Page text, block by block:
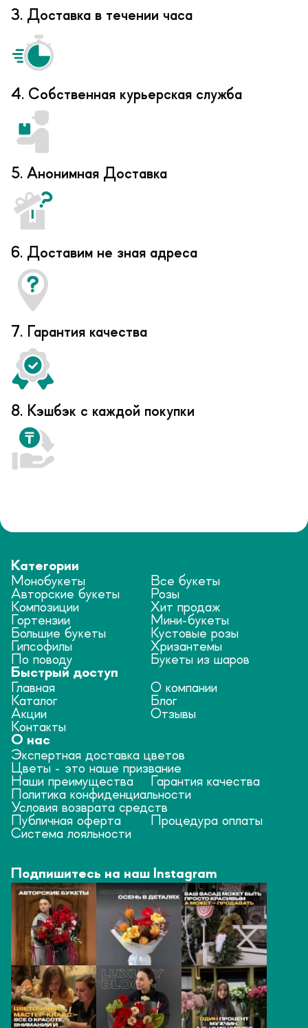
3. Доставка в течении часа
4. Собственная курьерская служба
5. Анонимная Доставка
6. Доставим не зная адреса
7. Гарантия качества
8. Кэшбэк с каждой покупки
Категории
Монобукеты
Все букеты
Авторские букеты
Розы
Композиции
Хит продаж
Гортензии
Мини-букеты
Большие букеты
Кустовые розы
Гипсофилы
Хризантемы
По поводу
Букеты из шаров
Быстрый доступ
Главная
О компании
Каталог
Блог
Акции
Отзывы
Контакты
О нас
Экспертная доставка цветов
Цветы - это наше призвание
Наши преимущества
Гарантия качества
Политика конфиденциальности
Условия возврата средств
Публичная оферта
Процедура оплаты
Система лояльности
Подпишитесь на наш Instagram